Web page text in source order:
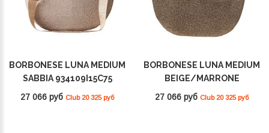
BORBONESE LUNA MEDIUM
SABBIA 934109I15C75
27 066 руб Club 20 325 руб
BORBONESE LUNA MEDIUM
BEIGE/MARRONE
934109I15 994
27 066 руб Club 20 325 руб